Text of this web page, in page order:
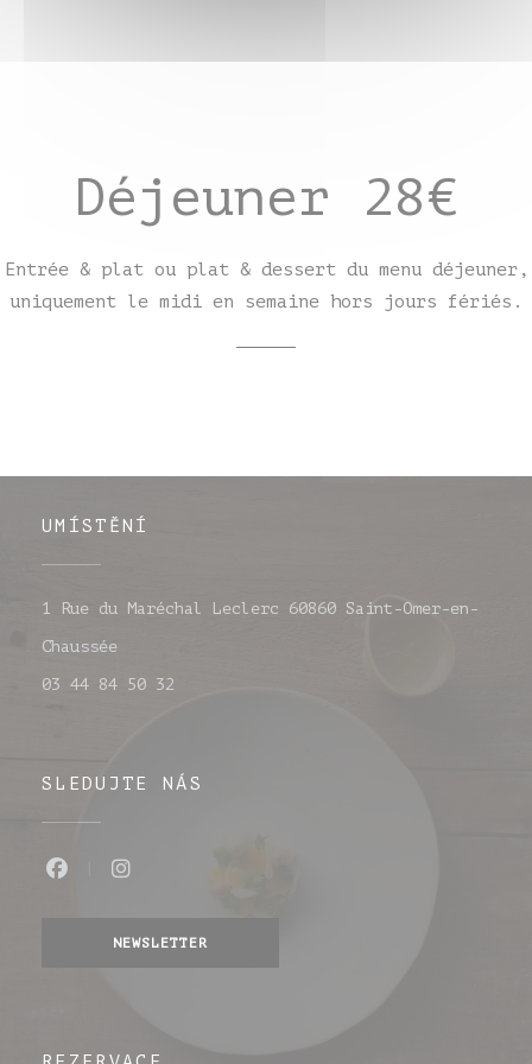
Déjeuner 28€
Entrée & plat ou plat & dessert du menu déjeuner,
uniquement le midi en semaine hors jours fériés.
UMÍSTĚNÍ
1 Rue du Maréchal Leclerc 60860 Saint-Omer-en-
Chaussée((otevře se v novém okně))
03 44 84 50 32
SLEDUJTE NÁS
NEWSLETTER